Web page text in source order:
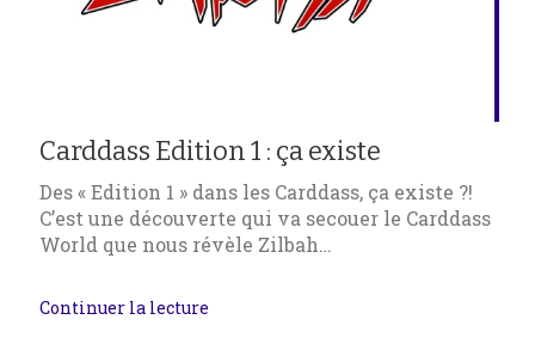
Carddass Edition 1 : ça existe
Des « Edition 1 » dans les Carddass, ça existe ?!
C’est une découverte qui va secouer le Carddass
World que nous révèle Zilbah…
Continuer la lecture